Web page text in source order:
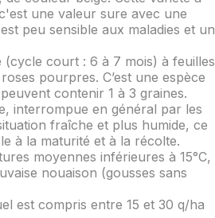
une valeur sure avec une
peu sensible aux maladies et un
court : 6 à 7 mois) à feuilles
pourpres. C’est une espèce
contenir 1 à 3 graines.
interrompue en général par les
fraîche et plus humide, ce
à la maturité et à la récolte.
moyennes inférieures à 15°C,
nouaison (gousses sans
est compris entre 15 et 30 q/ha